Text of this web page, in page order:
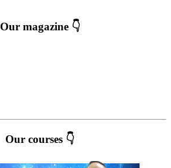
Our magazine 👇
Our courses 👇